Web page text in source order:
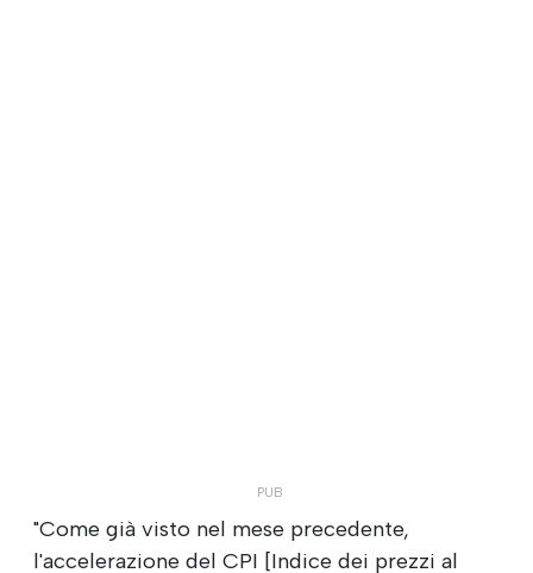
"Come già visto nel mese precedente,
l'accelerazione del CPI [Indice dei prezzi al